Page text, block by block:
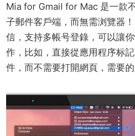
Mia for Gmail for Mac 是一款
子郵件客戶端，而無需浏覽器
信，支持多帳号登錄，可以讓
作，比如，直接從應用程序标
件，而不需要打開網頁，需要的